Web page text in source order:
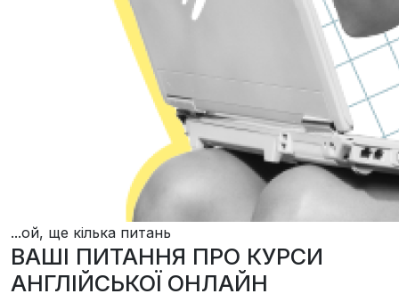
...ой, ще кілька питань
ВАШІ ПИТАННЯ ПРО КУРСИ
АНГЛІЙСЬКОЇ ОНЛАЙН